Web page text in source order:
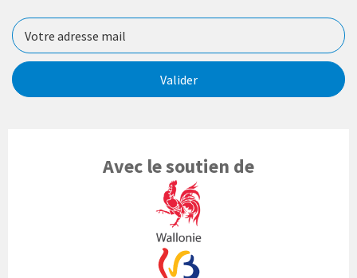
Valider
Avec le soutien de